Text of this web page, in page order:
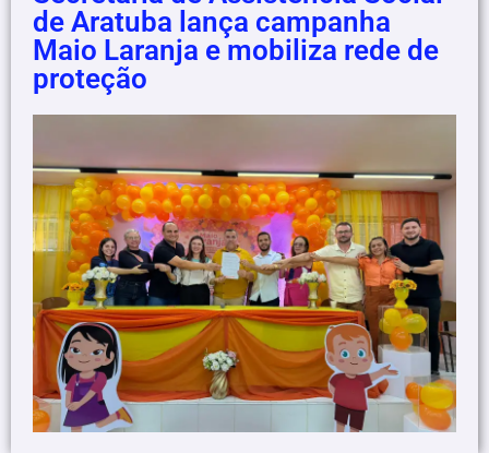
de Aratuba lança campanha
Maio Laranja e mobiliza rede de
proteção